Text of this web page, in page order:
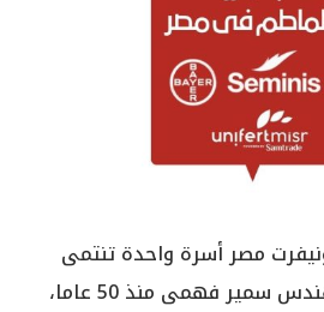
مصر أسرة واحدة تنتمى
لصرح كبير أسسه المهندس سمير فهمى منذ 50 عاما،